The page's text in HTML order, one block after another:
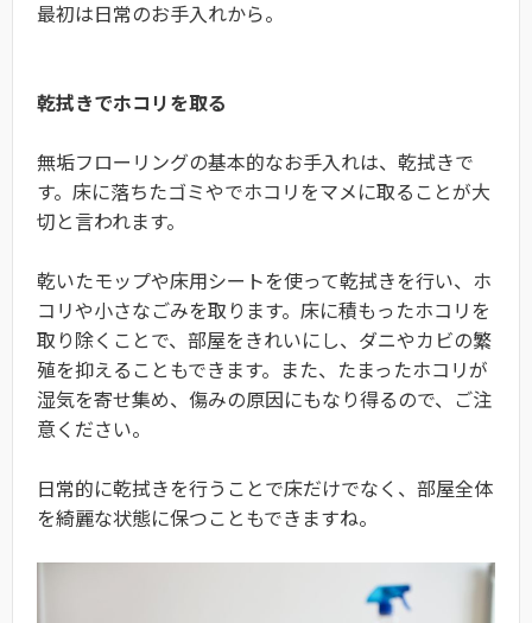
最初は日常のお手入れから。
乾拭きでホコリを取る
無垢フローリングの基本的なお手入れは、乾拭きで
す。床に落ちたゴミやでホコリをマメに取ることが大
切と言われます。
乾いたモップや床用シートを使って乾拭きを行い、ホ
コリや小さなごみを取ります。床に積もったホコリを
取り除くことで、部屋をきれいにし、ダニやカビの繁
殖を抑えることもできます。また、たまったホコリが
湿気を寄せ集め、傷みの原因にもなり得るので、ご注
意ください。
日常的に乾拭きを行うことで床だけでなく、部屋全体
を綺麗な状態に保つこともできますね。